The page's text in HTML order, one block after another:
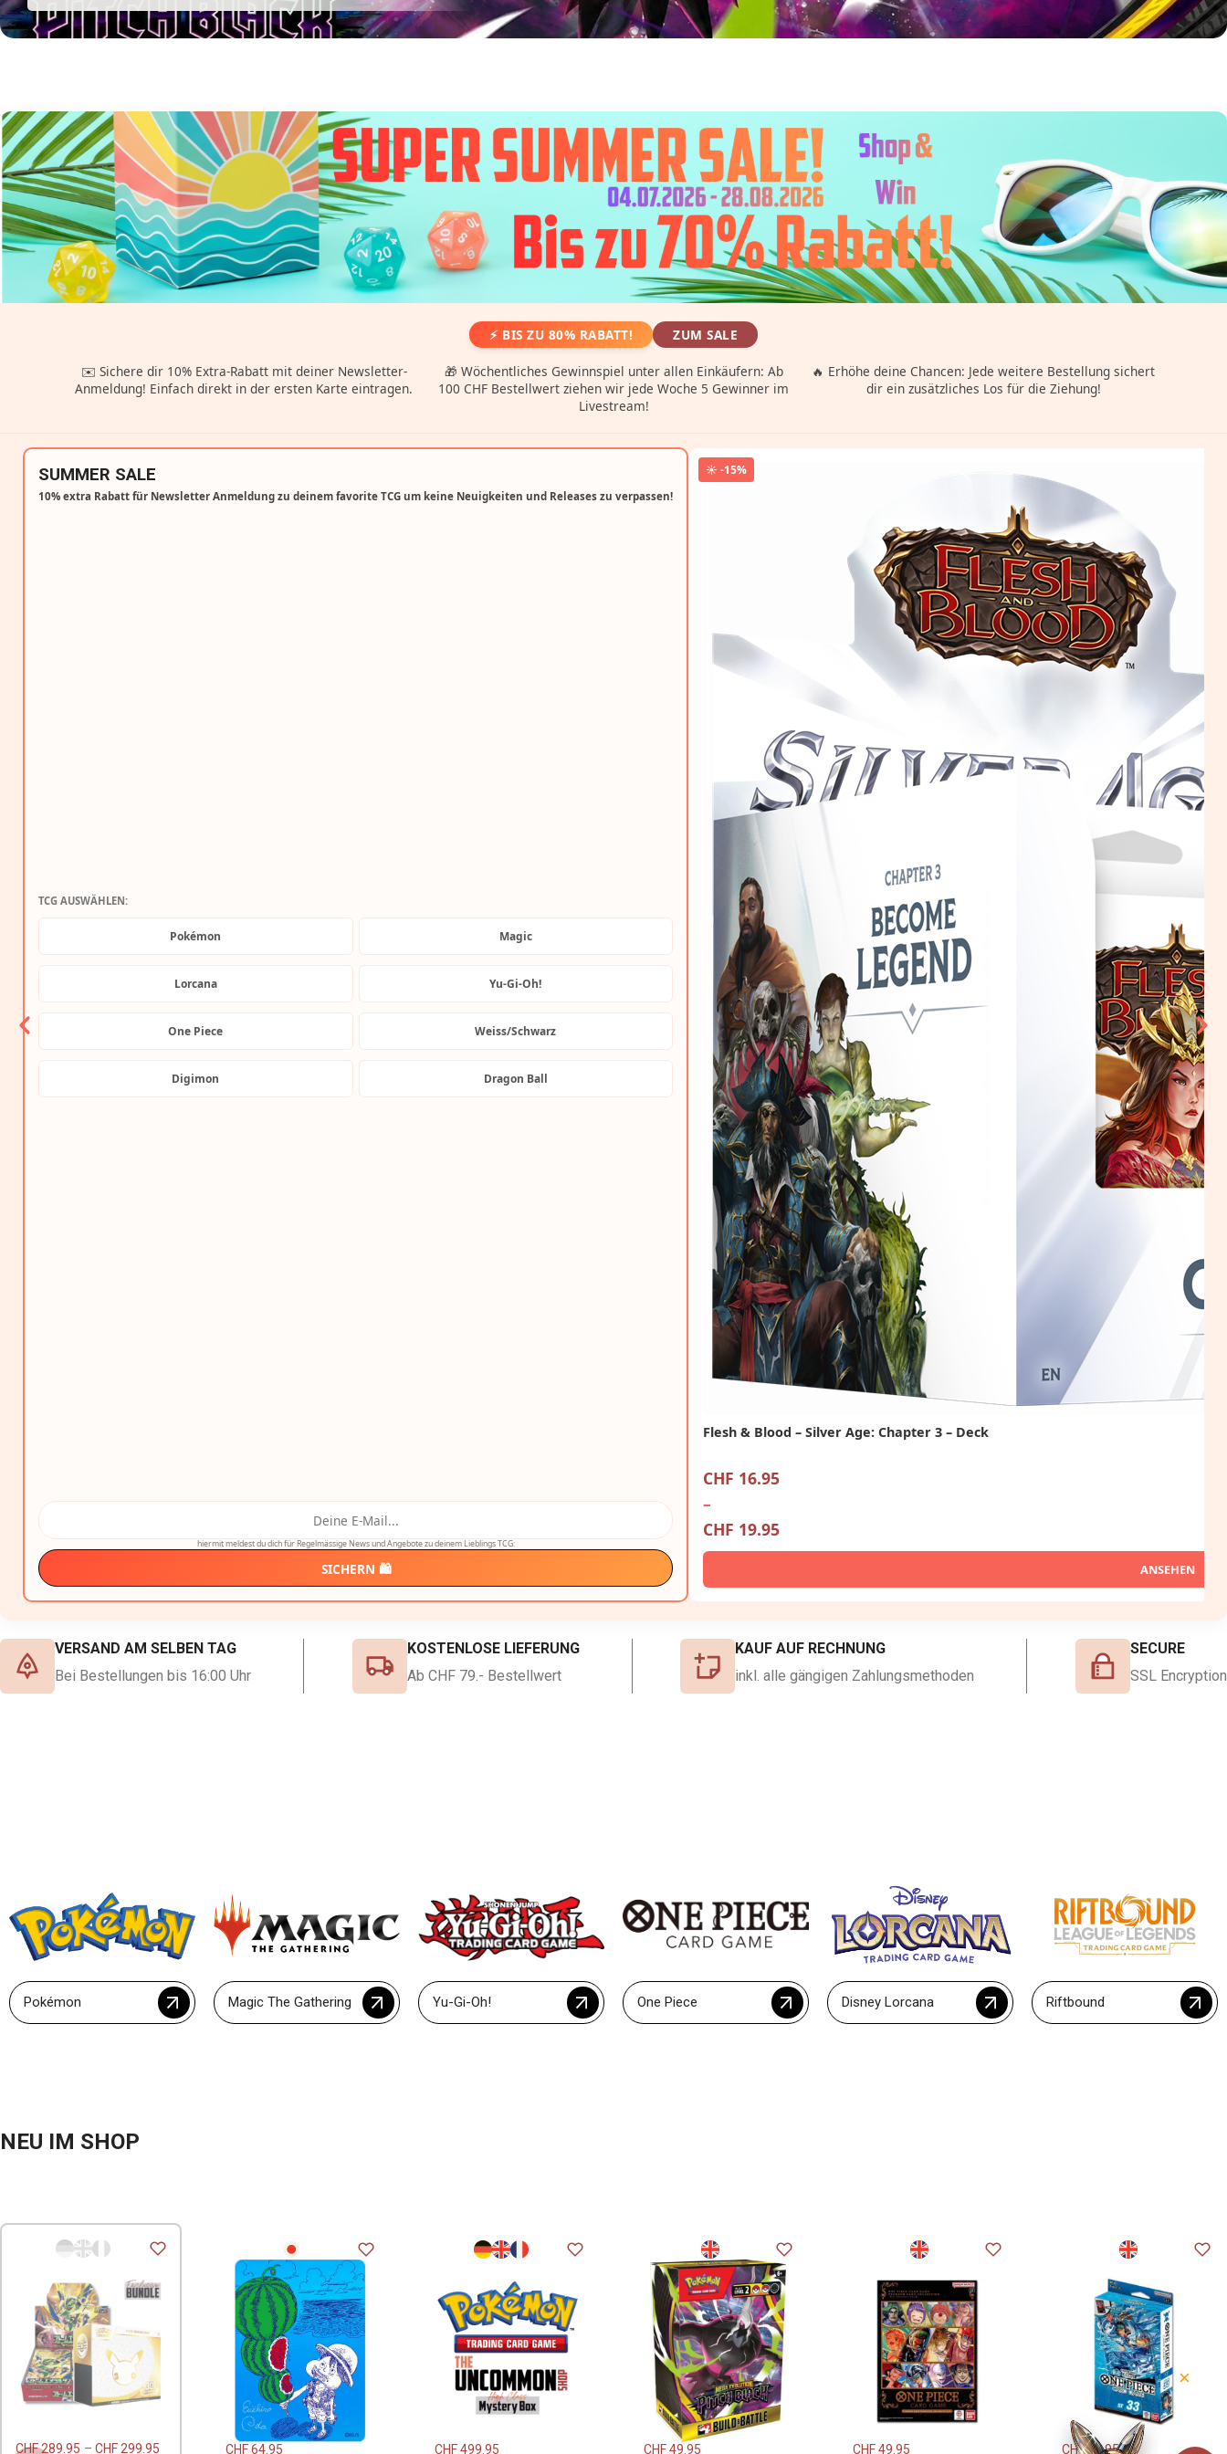
⚡ BIS ZU 80% RABATT! ZUM SALE
✉️ Sichere dir 10% Extra-Rabatt mit deiner Newsletter-
Anmeldung! Einfach direkt in der ersten Karte eintragen.
🎁 Wöchentliches Gewinnspiel unter allen Einkäufern: Ab
100 CHF Bestellwert ziehen wir jede Woche 5 Gewinner im
Livestream!
🔥 Erhöhe deine Chancen: Jede weitere Bestellung sichert
dir ein zusätzliches Los für die Ziehung!
SUMMER SALE
10% extra Rabatt für Newsletter Anmeldung zu deinem favorite TCG um keine Neuigkeiten und Releases zu verpassen!
TCG AUSWÄHLEN:
Pokémon Magic
Lorcana Yu-Gi-Oh!
One Piece Weiss/Schwarz
Digimon Dragon Ball
hiermit meldest du dich für Regelmässige News und Angebote zu deinem Lieblings TCG:
SICHERN 🛍️
☀️ -15%
Flesh & Blood – Silver Age: Chapter 3 – Deck
CHF 16.95
–
CHF 19.95
ANSEHEN
VERSAND AM SELBEN TAG
Bei Bestellungen bis 16:00 Uhr
KOSTENLOSE LIEFERUNG
Ab CHF 79.- Bestellwert
KAUF AUF RECHNUNG
inkl. alle gängigen Zahlungsmethoden
SECURE
SSL Encryption
Pokémon Magic The Gathering Yu-Gi-Oh! One Piece Disney Lorcana Riftbound
NEU IM SHOP
CHF289.95 – CHF299.95 CHF64.95 CHF499.95 CHF49.95 CHF49.95 CHF29.95
×